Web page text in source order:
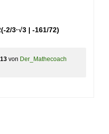
2/3·√3 | -161/72)
von Der_Mathecoach